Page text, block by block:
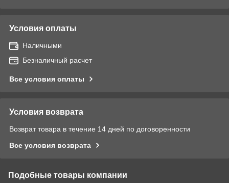
Условия оплаты
Наличными
Безналичный расчет
Все условия оплаты
Условия возврата
Возврат товара в течение 14 дней по договоренности
Все условия возврата
Подобные товары компании